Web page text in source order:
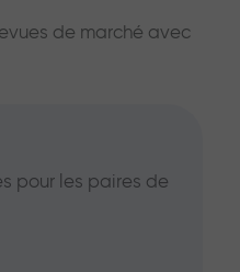
de marché avec
pour les paires de